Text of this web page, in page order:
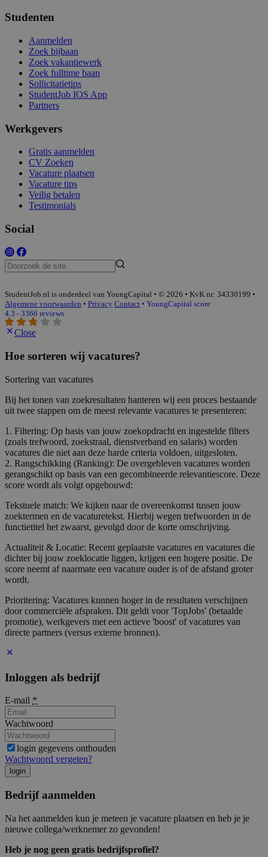
Studenten
Aanmelden
Zoek bijbaan
Zoek vakantiewerk
Zoek fulltime baan
Sollicitatietips
StudentJob IOS App
Partners
Werkgevers
Gratis aanmelden
CV Zoeken
Vacature plaatsen
Vacature tips
Veilig betalen
Testimonials
Social
StudentJob.nl is onderdeel van YoungCapital • © 2026 • KvK nr: 34330199 •
Algemene voorwaarden • Privacy Contact • YoungCapital score
4.3 - 3366 reviews
Close
Hoe sorteren wij vacatures?
Sortering van vacatures
Bij het tonen van zoekresultaten hanteren wij een proces bestaande
uit twee stappen om de meest relevante vacatures te presenteren:
1. Filtering: Op basis van jouw zoekopdracht en ingestelde filters
(zoals trefwoord, zoekstraal, dienstverband en salaris) worden
vacatures die niet aan deze harde criteria voldoen, uitgesloten.
2. Rangschikking (Ranking): De overgebleven vacatures worden
gerangschikt op basis van een gecombineerde relevantiescore. Deze
score wordt als volgt opgebouwd:
Tekstuele match: We kijken naar de overeenkomst tussen jouw
zoektermen en de vacaturetekst. Hierbij wegen trefwoorden in de
functietitel het zwaarst, gevolgd door de korte omschrijving.
Actualiteit & Locatie: Recent geplaatste vacatures en vacatures die
dichter bij jouw zoeklocatie liggen, krijgen een hogere positie. De
score neemt af naarmate een vacature ouder is of de afstand groter
wordt.
Prioritering: Vacatures kunnen hoger in de resultaten verschijnen
door commerciële afspraken. Dit geldt voor 'TopJobs' (betaalde
promotie), werkgevers met een actieve 'boost' of vacatures van
directe partners (versus externe bronnen).
Inloggen als bedrijf
E-mail *
Wachtwoord
login gegevens onthouden
Wachtwoord vergeten?
login
Bedrijf aanmelden
Na het aanmelden kun je meteen je vacature plaatsen en heb je je
nieuwe collega/werknemer zo gevonden!
Heb je nog geen gratis bedrijfsprofiel?